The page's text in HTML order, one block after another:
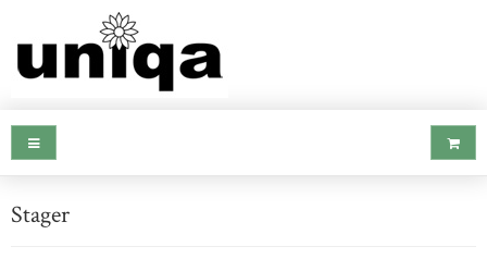
Stager